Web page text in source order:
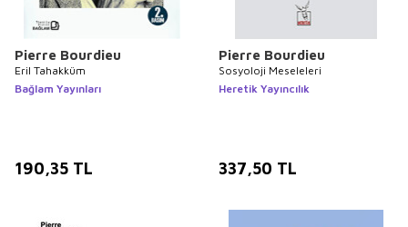
Pierre Bourdieu
Eril Tahakküm
Bağlam Yayınları
190,35 TL
Pierre Bourdieu
Sosyoloji Meseleleri
Heretik Yayıncılık
337,50 TL